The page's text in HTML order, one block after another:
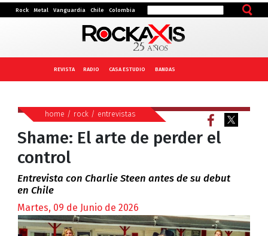
Rock Metal Vanguardia Chile Colombia
REVISTA RADIO CASA ESTUDIO BANDAS
home / rock/ entrevistas
Shame: El arte de perder el
control
Entrevista con Charlie Steen antes de su debut
en Chile
Martes, 09 de Junio de 2026